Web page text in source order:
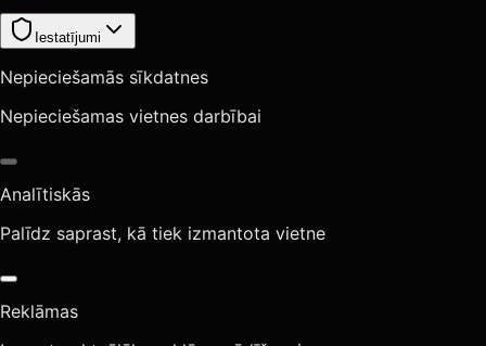
Iestatījumi
Nepieciešamās sīkdatnes
Nepieciešamas vietnes darbībai
Analītiskās
Palīdz saprast, kā tiek izmantota vietne
Reklāmas